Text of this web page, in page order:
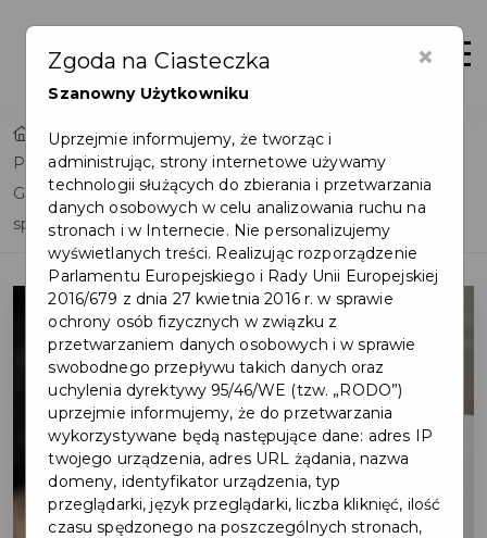
Home
Lista aktualności
Projekt budowy układu drogowego ulicy Kuleja i ulicy
Górskiego w Pruszczu Gdańskim – wyniki konsultacji
społecznych
×
Zgoda na Ciasteczka
Szanowny Użytkowniku
Uprzejmie informujemy, że tworząc i
administrując, strony internetowe używamy
technologii służących do zbierania i przetwarzania
danych osobowych w celu analizowania ruchu na
stronach i w Internecie. Nie personalizujemy
wyświetlanych treści. Realizując rozporządzenie
Parlamentu Europejskiego i Rady Unii Europejskiej
2016/679 z dnia 27 kwietnia 2016 r. w sprawie
ochrony osób fizycznych w związku z
przetwarzaniem danych osobowych i w sprawie
swobodnego przepływu takich danych oraz
uchylenia dyrektywy 95/46/WE (tzw. „RODO”)
uprzejmie informujemy, że do przetwarzania
wykorzystywane będą następujące dane: adres IP
twojego urządzenia, adres URL żądania, nazwa
domeny, identyfikator urządzenia, typ
przeglądarki, język przeglądarki, liczba kliknięć, ilość
czasu spędzonego na poszczególnych stronach,